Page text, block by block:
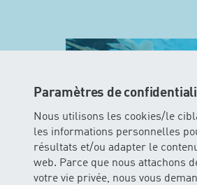
Paramètres de
Nous utilisons les cookies/le
les informations personnelles
résultats et/ou adapter le
web. Parce que nous attachons
votre vie privée, nous vous